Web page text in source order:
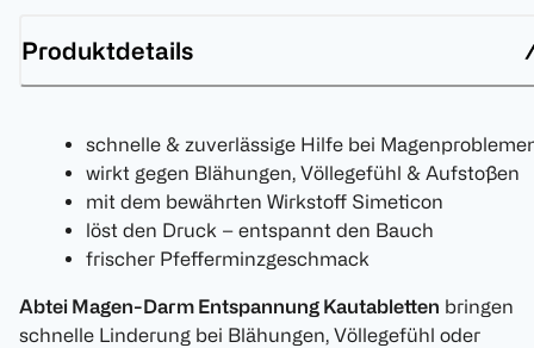
Produktdetails
schnelle & zuverlässige Hilfe bei
wirkt gegen Blähungen, Völlegefühl & Aufstoßen
mit dem bewährten Wirkstoff Simeticon
löst den Druck – entspannt den Bauch
frischer Pfefferminzgeschmack
Abtei Magen-Darm Entspannung Kautabletten bringen
schnelle Linderung bei Blähungen, Völlegefühl oder